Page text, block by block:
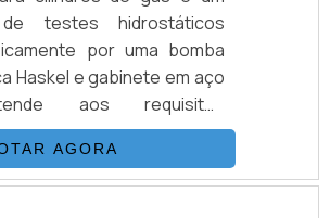
de testes hidrostáticos
por uma bomba
Haskel e gabinete em aço
aos requisitos
portaria INMETRO/IPEM
expansão volumétrica.
disponíveis são
AGORA